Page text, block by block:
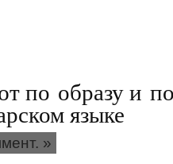
по образу и
языке
»